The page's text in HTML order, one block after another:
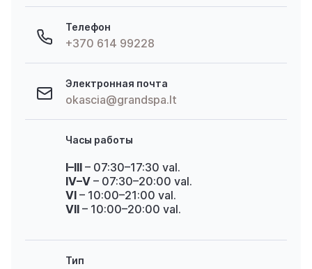
Телефон
+370 614 99228
Электронная почта
okascia@grandspa.lt
Часы работы
I–III – 07:30–17:30 val.
IV–V – 07:30–20:00 val.
VI – 10:00–21:00 val.
VII – 10:00–20:00 val.
Тип